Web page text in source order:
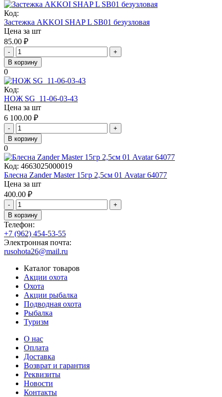
Код:
Застежка AKKOI SHAP L SB01 безузловая
Цена за шт
85.00 ₽
-
+
В корзину
0
Код:
НОЖ SG_11-06-03-43
Цена за шт
6 100.00 ₽
-
+
В корзину
0
Код: 4663025000019
Блесна Zander Master 15гр 2,5см 01 Avatar 64077
Цена за шт
400.00 ₽
-
+
В корзину
Телефон:
+7 (962) 454-53-55
Электронная почта:
rusohota26@mail.ru
Каталог товаров
Акции охота
Охота
Акции рыбалка
Подводная охота
Рыбалка
Туризм
О нас
Оплата
Доставка
Возврат и гарантия
Реквизиты
Новости
Контакты